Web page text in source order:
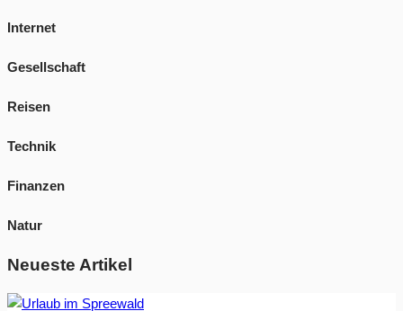
Internet
Gesellschaft
Reisen
Technik
Finanzen
Natur
Neueste Artikel